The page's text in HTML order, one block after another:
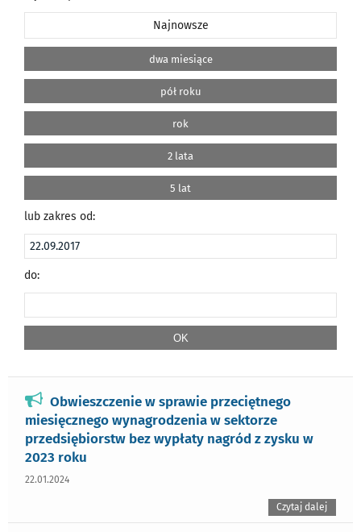
Najnowsze
dwa miesiące
pół roku
rok
2 lata
5 lat
lub zakres od:
do:
Obwieszczenie w sprawie przeciętnego
miesięcznego wynagrodzenia w sektorze
przedsiębiorstw bez wypłaty nagród z zysku w
2023 roku
22.01.2024
Czytaj dalej